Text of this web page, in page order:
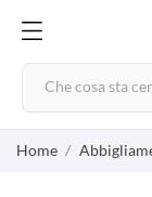
Home